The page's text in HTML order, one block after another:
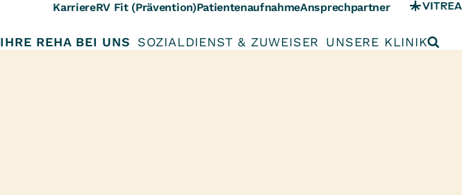
KarriereRV Fit (Prävention)PatientenaufnahmeAnsprechpartner
IHRE REHA BEI UNS SOZIALDIENST & ZUWEISER UNSERE KLINIK